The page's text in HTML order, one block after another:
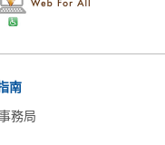
南
務局